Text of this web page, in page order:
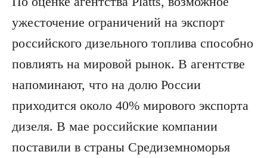
ужесточение ограничений на экспорт
российского дизельного топлива способно
повлиять на мировой рынок. В агентстве
напоминают, что на долю России
приходится около 40% мирового экспорта
дизеля. В мае российские компании
поставили в страны Средиземноморья